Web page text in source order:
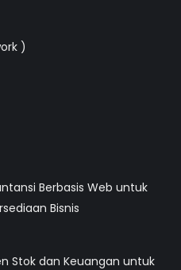
)
Berbasis Web untuk
Bisnis
Stok dan Keuangan untuk